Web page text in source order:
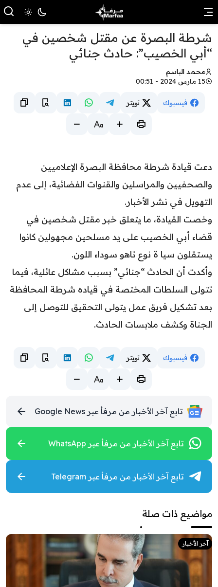
شرطة البصرة عن مقتل شخصين في
“أبي الخصيب”: حادث جنائي
محمد الباسم
15 مارس 2024 - 00:51
فيسبوك تويتر
دعت قيادة شرطة محافظة البصرة الإعلاميين
والصحفيين والمراسلين والقنوات الفضائية، إلى عدم
التهويل في نشر الأخبار.
وخصت القيادة، ما يتعلق خبر مقتل شخصين في
قضاء أبي الخصيب على يد مسلحين مجهولين كانوا
يستقلون سيا ة نوع تاهو سوداء اللون.
وأكدت أن الحادث “جنائي” بسبب مشاكل عائلية، فيما
تتولى السلطات المختصة في قياده شرطة المحافظة
بعد تشكيل فريق عمل يتولى التحقيق للتوصل إلى
الجناة وكشف ملابسات الحادث.
فيسبوك تويتر
تابع آخر الأخبار من مرفأ عبر Google News
تابع آخر الأخبار من مرفأ عبر WhatsApp
تابع آخر الأخبار من مرفأ عبر Telegram
مواضيع ذات صلة
آخر الأخبار